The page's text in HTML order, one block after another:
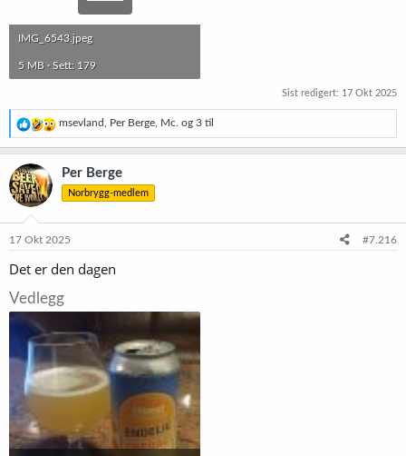
IMG_6543.jpeg
5 MB · Sett: 179
Sist redigert: 17 Okt 2025
R
e
a
k
n
e
:
msevland Per Berge Mc. og 3 til
Per Berge
Norbrygg-medlem
17 Okt 2025 #7.216
Det er den dagen
Vedlegg